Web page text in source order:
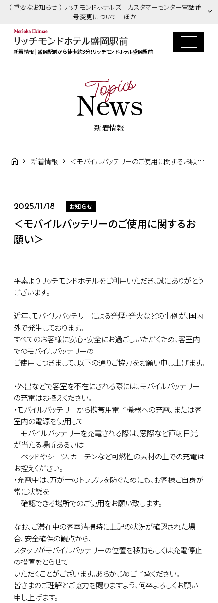
（ 重要なお知らせ ）リッチモンドホテルズ カスタマーセンター電話番
号変更について ほか
新着情報 | 盛岡駅前から徒歩約3分！リッチモンドホテル盛岡駅前
News
Topics
新着情報
新着情報 ＜モバイルバッテリーのご使用に関するお願い＞
2025/11/18 お知らせ
＜モバイルバッテリーのご使用に関するお
願い＞
平素よりリッチモンドホテルをご利用いただき、誠にありがとう
ございます。
近年、モバイルバッテリーによる発煙・発火などの事例が、国内
外で発生しております。
すべてのお客様に安心・安全にお過ごしいただくため、客室内
でのモバイルバッテリーの
ご使用につきまして、以下の通りご協力をお願い申し上げます。
・外出などで客室を不在にされる際には、モバイルバッテリー
の充電はお控えください。
・モバイルバッテリーから携帯用電子機器への充電、または客
室内の電源を使用して
モバイルバッテリーを充電される際は、窓際など直射日光
が当たる場所あるいは
ベッドやシーツ、カーテンなど可燃性の素材の上での充電は
お控えください。
・充電中は、万が一のトラブルを防ぐためにも、お客様ご自身が
常に状態を
確認できる場所でのご使用をお願い致します。
なお、ご滞在中の客室清掃時に上記の状況が確認された場
合、安全確保の観点から、
スタッフがモバイルバッテリーの位置を移動もしくは充電停止
の措置をとらせて
いただくことがございます。あらかじめご了承ください。
皆さまのご理解とご協力を賜りますよう、何卒よろしくお願い
申し上げます。